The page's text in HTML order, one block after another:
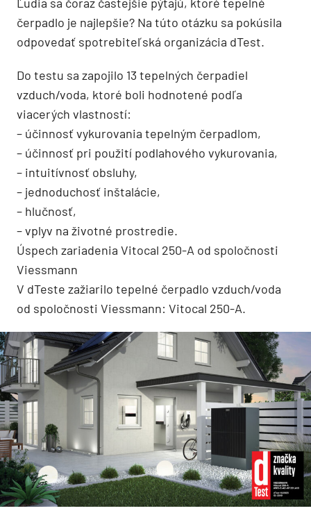
čerpadlo je najlepšie? Na túto otázku sa pokúsila
odpovedať spotrebiteľská organizácia dTest.
Do testu sa zapojilo 13 tepelných čerpadiel
vzduch/voda, ktoré boli hodnotené podľa
viacerých vlastností:
– účinnosť vykurovania tepelným čerpadlom,
– účinnosť pri použití podlahového vykurovania,
– intuitívnosť obsluhy,
– jednoduchosť inštalácie,
– hlučnosť,
– vplyv na životné prostredie.
Úspech zariadenia Vitocal 250-A od spoločnosti
Viessmann
V dTeste zažiarilo tepelné čerpadlo vzduch/voda
od spoločnosti ­Viessmann: Vitocal 250-A.